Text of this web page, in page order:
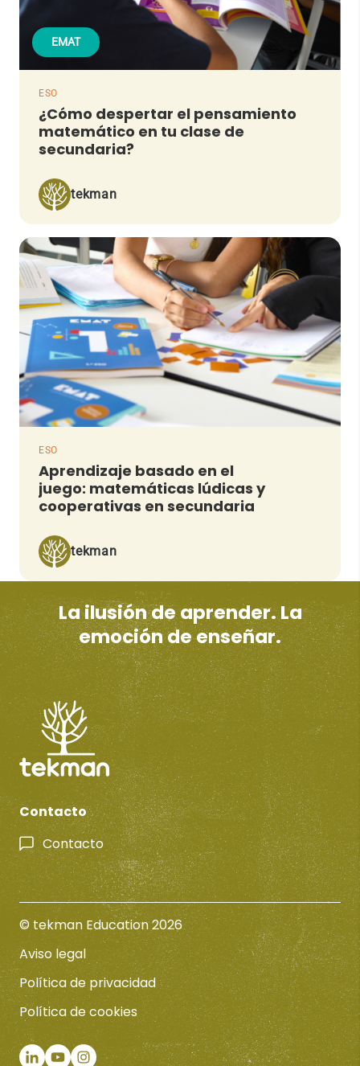
EMAT
ESO
¿Cómo despertar el pensamiento
matemático en tu clase de
secundaria?
tekman
ESO
Aprendizaje basado en el
juego: matemáticas lúdicas y
cooperativas en secundaria
tekman
La ilusión de aprender. La
emoción de enseñar.
Contacto
Contacto
© tekman Education 2026
Aviso legal
Política de privacidad
Política de cookies